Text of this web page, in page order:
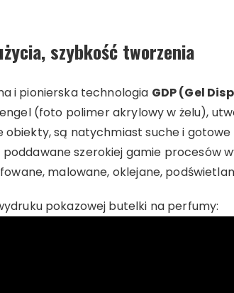
szybkość tworzenia
i pionierska technologia GDP (Gel
(foto polimer akrylowy w żelu),
obiekty, są natychmiast suche i
szerokiej gamie procesów
malowane, oklejane,
pokazowej butelki na perfumy: